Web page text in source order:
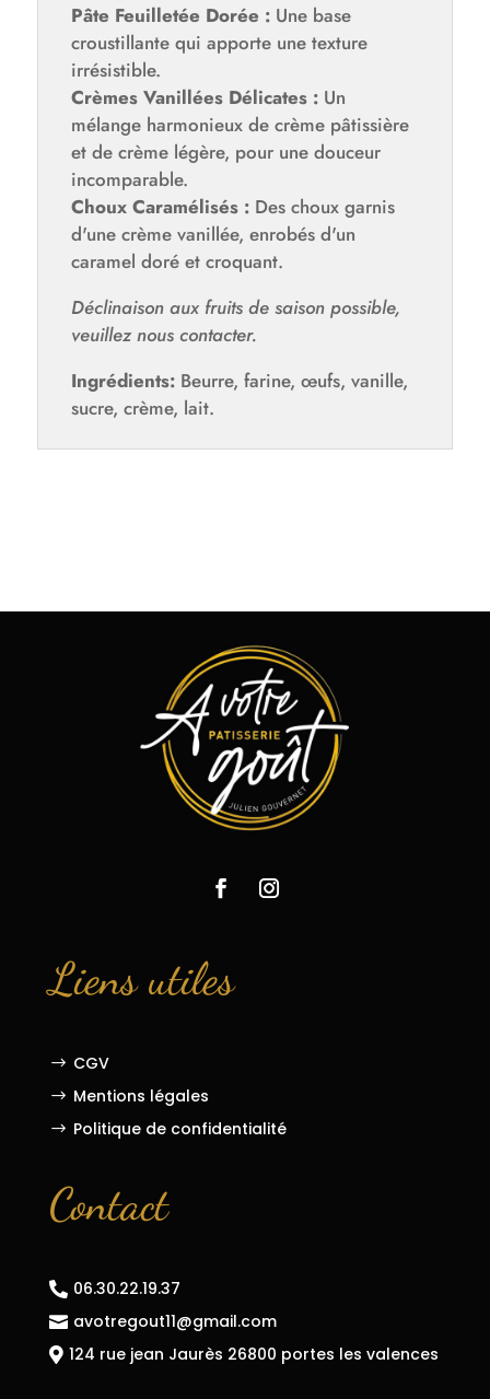
Pâte Feuilletée Dorée :Une base
croustillante qui apporte une texture
irrésistible.
Crèmes Vanillées Délicates :Un
mélange harmonieux de crème pâtissière
et de crème légère, pour une douceur
incomparable.
Choux Caramélisés :Des choux garnis
d'une crème vanillée, enrobés d'un
caramel doré et croquant.
Déclinaison aux fruits de saison possible,
veuillez nous contacter.
Ingrédients:Beurre, farine, œufs, vanille,
sucre, crème, lait.
Liens utiles
$ CGV
$ Mentions légales
$ Politique de confidentialité
Contact
 06.30.22.19.37
 avotregout11@gmail.com
 124 rue jean Jaurès 26800 portes les valences